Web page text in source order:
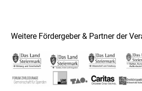
Weitere Fördergeber & Partner der